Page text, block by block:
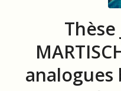
Thèse
analogues